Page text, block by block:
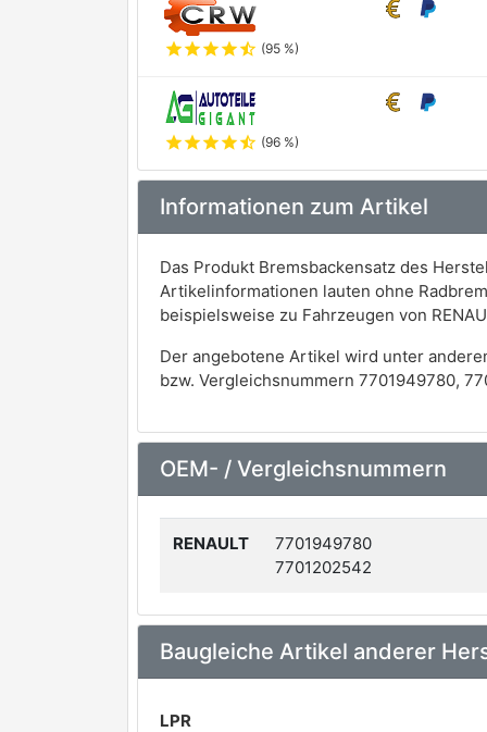
starstarstarstarstar_half (95 %)
starstarstarstarstar_half (96 %)
Informationen zum Artikel
Das Produkt Bremsbackensatz des
Artikelinformationen lauten ohne
beispielsweise zu Fahrzeugen von
Der angebotene Artikel wird unter
bzw. Vergleichsnummern 7701949780,
OEM- / Vergleichsnummern
RENAULT 7701949780
7701202542
Baugleiche Artikel anderer
LPR